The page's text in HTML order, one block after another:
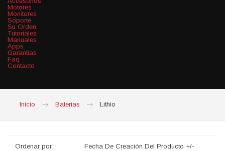
Motores
Monitores
Soporte
Su Orden
Tutoriales
Manuales
Apps
Garantias
Faq
Contacto
Inicio Baterias Lithio
Ordenar por Fecha De Creación Del Producto +/-